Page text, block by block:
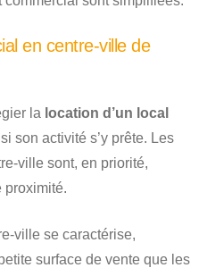
en centre-ville de
la location d’un local
si son activité s’y prête. Les
ville sont, en priorité,
proximité.
ville se caractérise,
surface de vente que les